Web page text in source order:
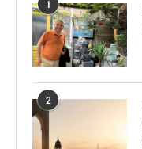
1
2